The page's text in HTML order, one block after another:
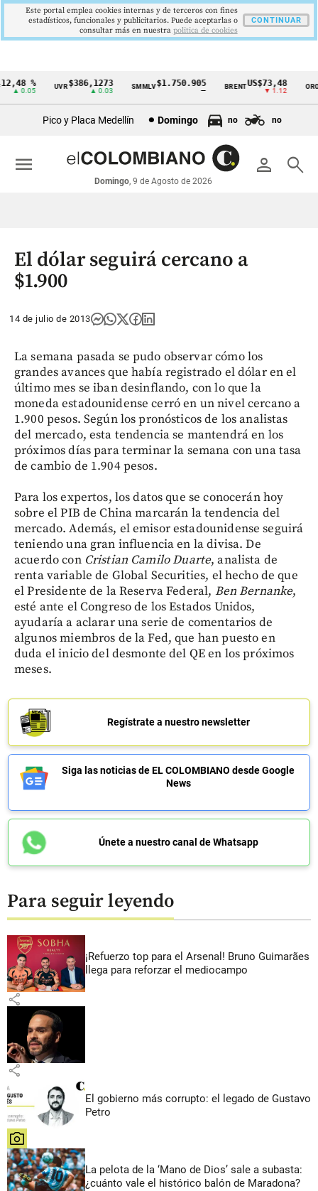
Cintillo
económicos
Colombia
%
▲ 0.05
UVR$386,1273
▲ 0.03
SMMLV$1.750.905 BRENTUS$73,48
▼ 1.12
ORO
Pico y Placa Medellín Domingo no no
person search
Domingo, 9 de Agosto de 2026
menu
El dólar seguirá cercano a
$1.900
14 de julio de 2013
La semana pasada se pudo observar cómo los
grandes avances que había registrado el dólar en el
último mes se iban desinflando, con lo que la
moneda estadounidense cerró en un nivel cercano a
1.900 pesos. Según los pronósticos de los analistas
del mercado, esta tendencia se mantendrá en los
próximos días para terminar la semana con una tasa
de cambio de 1.904 pesos.
Para los expertos, los datos que se conocerán hoy
sobre el PIB de China marcarán la tendencia del
mercado. Además, el emisor estadounidense seguirá
teniendo una gran influencia en la divisa. De
acuerdo con Cristian Camilo Duarte, analista de
renta variable de Global Securities, el hecho de que
el Presidente de la Reserva Federal, Ben Bernanke,
esté ante el Congreso de los Estados Unidos,
ayudaría a aclarar una serie de comentarios de
algunos miembros de la Fed, que han puesto en
duda el inicio del desmonte del QE en los próximos
meses.
Regístrate a nuestro newsletter
Siga las noticias de EL COLOMBIANO desde Google
News
Únete a nuestro canal de Whatsapp
Para seguir leyendo
¡Refuerzo top para el Arsenal! Bruno Guimarães
llega para reforzar el mediocampo
share
share
El gobierno más corrupto: el legado de Gustavo
Petro
share
La pelota de la ‘Mano de Dios’ sale a subasta:
¿cuánto vale el histórico balón de Maradona?
Este portal emplea cookies internas y de terceros con fines
estadísticos, funcionales y publicitarios. Puede aceptarlas o
consultar más en nuestra politica de cookies
CONTINUAR